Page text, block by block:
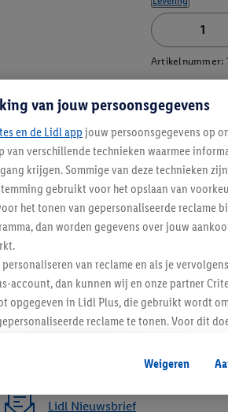
Artikelnummer:
Lidl Nieuwsbrief
van jouw persoonsgegevens
en de Lidl app jouw persoonsgegevens op
verschillende technieken waarmee
krijgen. Sommige van deze technieken
gebruikt voor het opslaan van
het tonen van gepersonaliseerde reclame
dan worden gegevens over jouw
van reclame en als je
dan kunnen wij en onze partner
opgegeven in Lidl Plus, die gebruikt wordt
reclame te tonen. Voor dit
retargeting advertenties worden
het product in een winkelmandje van een
Weigeren